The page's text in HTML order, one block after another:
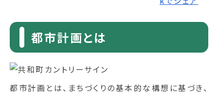
都市計画とは
都市計画とは、まちづくりの基本的な構想に基づき、